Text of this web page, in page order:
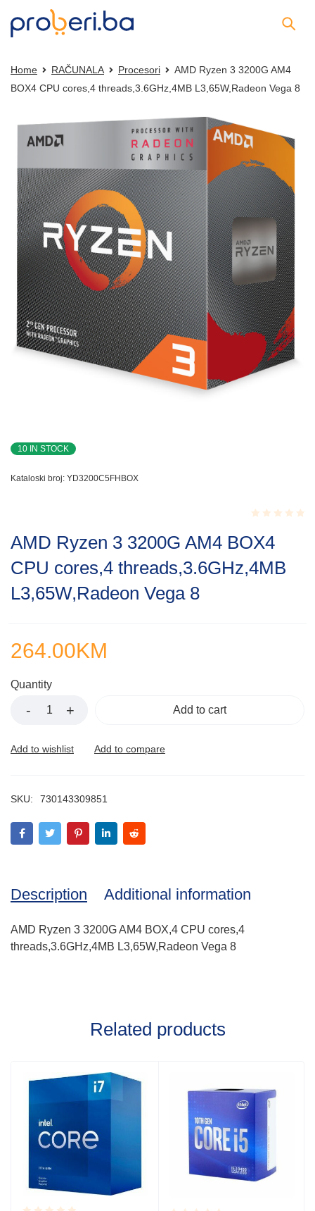
Home RAČUNALA Procesori
AMD Ryzen 3 3200G AM4
BOX4 CPU cores,4 threads,3.6GHz,4MB L3,65W,Radeon Vega 8
10 IN STOCK
Kataloski broj: YD3200C5FHBOX
0.001
of
5
AMD Ryzen 3 3200G AM4 BOX4
CPU cores,4 threads,3.6GHz,4MB
L3,65W,Radeon Vega 8
264.00KM
Quantity
Add to cart
SKU: 730143309851
Description Additional information
AMD Ryzen 3 3200G AM4 BOX,4 CPU cores,4
threads,3.6GHz,4MB L3,65W,Radeon Vega 8
Related products